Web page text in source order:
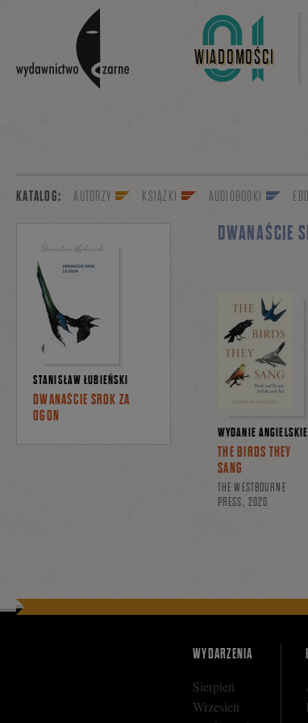
WIADOMOŚCI
KATALOG: AUTORZY KSIĄŻKI AUDIOBOOKI
STANISŁAW ŁUBIEŃSKI
DWANAŚCIE SROK ZA
OGON
DWANAŚCIE
WYDANIE ANGIELSKIE
THE BIRDS THEY
SANG
THE WESTBOURNE
PRESS, 2020
WYDARZENIA
Sierpień
Wrzesień